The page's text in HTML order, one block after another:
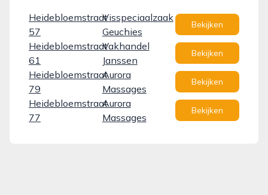
Heidebloemstraat
57
Visspeciaalzaak
Geuchies
Bekijken
Heidebloemstraat
61
Vakhandel
Janssen
Bekijken
Heidebloemstraat
79
Aurora
Massages
Bekijken
Heidebloemstraat
77
Aurora
Massages
Bekijken